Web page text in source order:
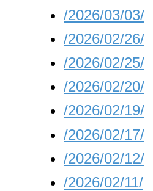
/2026/03/03/
/2026/02/26/
/2026/02/25/
/2026/02/20/
/2026/02/19/
/2026/02/17/
/2026/02/12/
/2026/02/11/